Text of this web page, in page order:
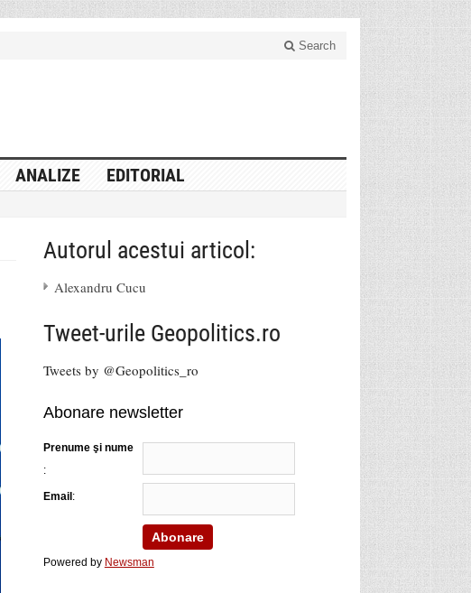
Search
ANALIZE EDITORIAL
Autorul acestui articol:
Alexandru Cucu
Tweet-urile Geopolitics.ro
Tweets by @Geopolitics_ro
Abonare newsletter
Prenume şi nume
:
Email:
Powered by Newsman